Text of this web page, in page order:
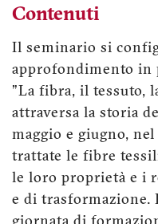
Contenuti
Il seminario si
approfondimento in
"La fibra, il tessuto,
attraversa la storia
maggio e giugno,
trattate le fibre
le loro proprietà e i
e di trasformazione.